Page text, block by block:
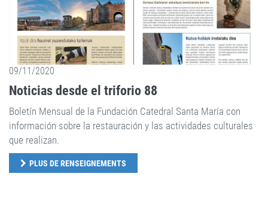
09/11/2020
Noticias desde el triforio 88
Boletín Mensual de la Fundación Catedral Santa María con
información sobre la restauración y las actividades culturales
que realizan.
PLUS DE RENSEIGNEMENTS